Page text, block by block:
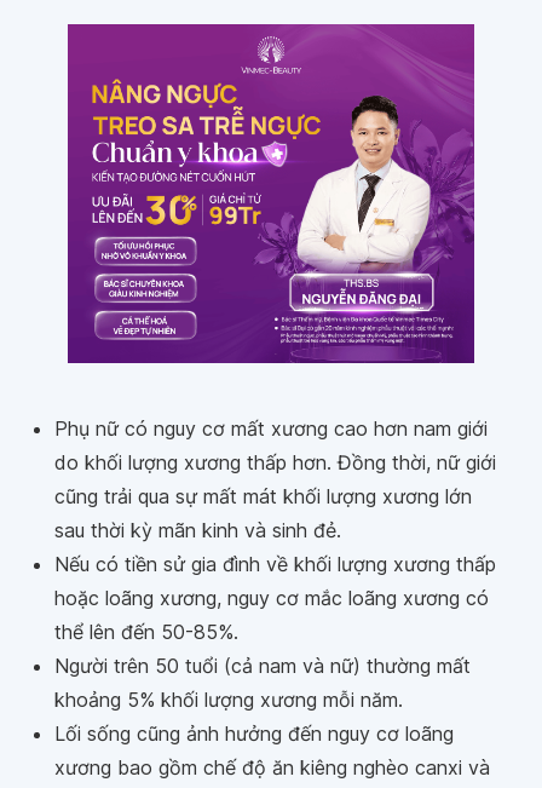
Phụ nữ có nguy cơ mất xương cao hơn nam giới
do khối lượng xương thấp hơn. Đồng thời, nữ giới
cũng trải qua sự mất mát khối lượng xương lớn
sau thời kỳ mãn kinh và sinh đẻ.
Nếu có tiền sử gia đình về khối lượng xương thấp
hoặc loãng xương, nguy cơ mắc loãng xương có
thể lên đến 50-85%.
Người trên 50 tuổi (cả nam và nữ) thường mất
khoảng 5% khối lượng xương mỗi năm.
Lối sống cũng ảnh hưởng đến nguy cơ loãng
xương bao gồm chế độ ăn kiêng nghèo canxi và